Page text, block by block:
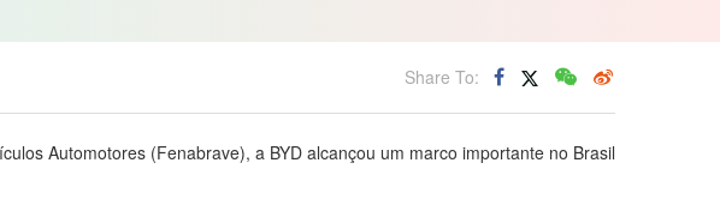
Share To:
Automotores (Fenabrave), a BYD alcançou um marco importante no Brasil